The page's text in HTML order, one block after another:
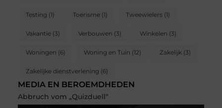
Testing (1) Toerisme(1) Tweewielers(1)
Vakantie(3) Verbouwen (3) Winkelen (3)
Woningen (6) Woning en Tuin (12) Zakelijk (3)
Zakelijke dienstverlening (6)
MEDIA EN BEROEMDHEDEN
Abbruch vom „Quizduell“